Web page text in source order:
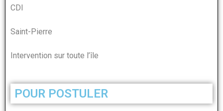
CDI
Saint-Pierre
Intervention sur toute l’île
POUR POSTULER